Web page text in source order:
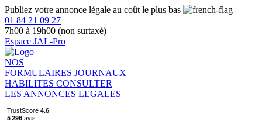
Publiez votre annonce légale au coût le plus bas
01 84 21 09 27
7h00 à 19h00 (non surtaxé)
Espace JAL-Pro
NOS
FORMULAIRES JOURNAUX
HABILITES CONSULTER
LES ANNONCES LEGALES